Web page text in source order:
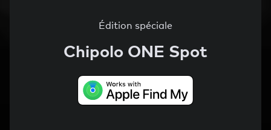
Édition spéciale
Chipolo ONE Spot